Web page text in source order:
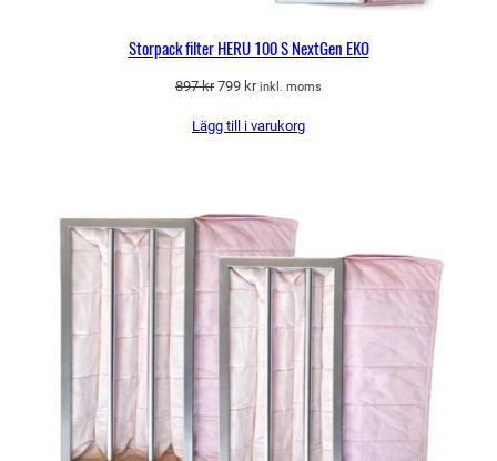
Storpack filter HERU 100 S NextGen EKO
897kr Det
priset
799 krDet
priset
inkl. moms
Lägg till i varukorg